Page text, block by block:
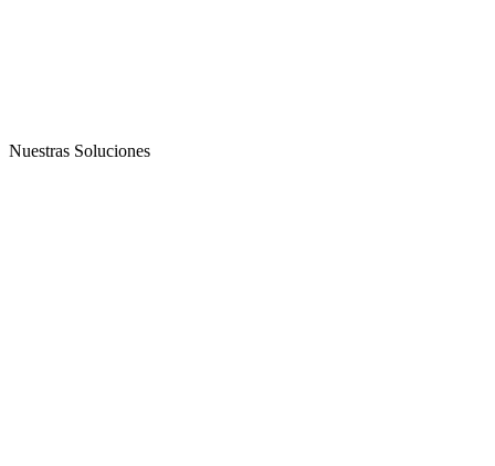
Nuestras Soluciones